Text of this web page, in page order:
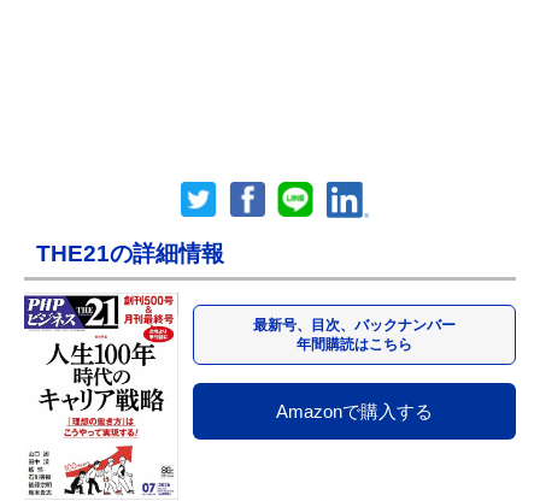
THE21の詳細情報
最新号、目次、バックナンバー
年間購読はこちら
Amazonで購入する